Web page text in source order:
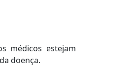
médicos estejam
doença.